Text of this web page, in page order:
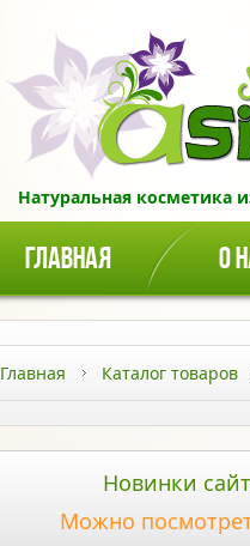
Натуральная косметика
ГЛАВНАЯ О
Главная Каталог товаров
Новинки
Можно